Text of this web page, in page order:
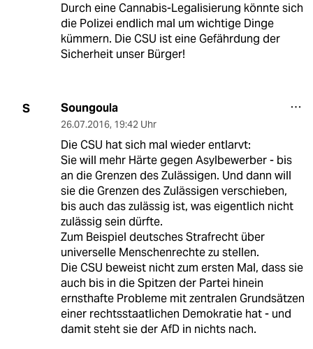
Durch eine Cannabis-Legalisierung könnte sich
die Polizei endlich mal um wichtige Dinge
kümmern. Die CSU ist eine Gefährdung der
Sicherheit unser Bürger!
S Soungoula
26.07.2016, 19:42 Uhr
Die CSU hat sich mal wieder entlarvt:
Sie will mehr Härte gegen Asylbewerber - bis
an die Grenzen des Zulässigen. Und dann will
sie die Grenzen des Zulässigen verschieben,
bis auch das zulässig ist, was eigentlich nicht
zulässig sein dürfte.
Zum Beispiel deutsches Strafrecht über
universelle Menschenrechte zu stellen.
Die CSU beweist nicht zum ersten Mal, dass sie
auch bis in die Spitzen der Partei hinein
ernsthafte Probleme mit zentralen Grundsätzen
einer rechtsstaatlichen Demokratie hat - und
damit steht sie der AfD in nichts nach.